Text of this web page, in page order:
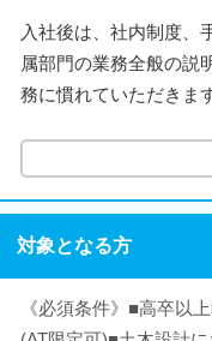
入社後は、社内制度、
属部門の業務全般の説
務に慣れていただきます
対象となる方
《必須条件》■高卒以